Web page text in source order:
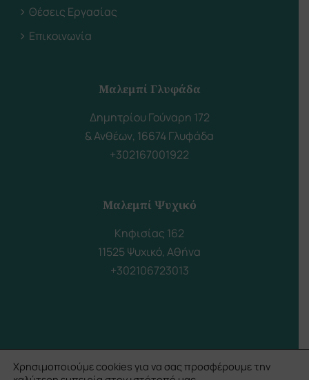
Θέσεις Εργασίας
Επικοινωνία
Μαλεμπί Γλυφάδα
Δημητρίου Γούναρη 172
& Ανθέων, 16674 Γλυφάδα
+302167001922
Μαλεμπί Ψυχικό
Κηφισίας 162
11525 Ψυχικό, Αθήνα
+302106723013
© Copyright2026- All Rights Reserved | Powered with♥by
Χρησιμοποιούμε cookies για να σας προσφέρουμε την